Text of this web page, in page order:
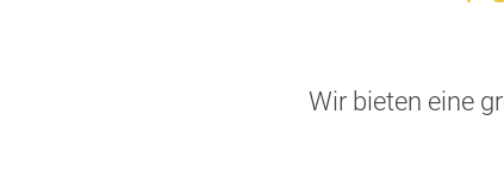
Wir bieten eine